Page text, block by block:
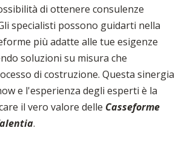
di ottenere consulenze
specialisti possono guidarti nella
più adatte alle tue esigenze
soluzioni su misura che
di costruzione. Questa sinergia
e l'esperienza degli esperti è la
il vero valore delle Casseforme
.